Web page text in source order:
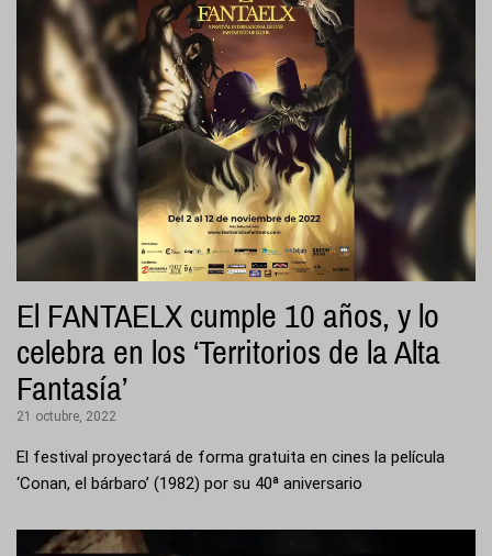
El FANTAELX cumple 10 años, y lo
celebra en los ‘Territorios de la Alta
Fantasía’
21 octubre, 2022
El festival proyectará de forma gratuita en cines la película
‘Conan, el bárbaro’ (1982) por su 40ª aniversario